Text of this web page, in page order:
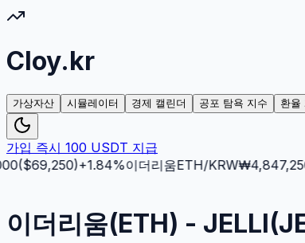
Cloy.kr
가상자산 시뮬레이터 경제 캘린더 공포 탐욕 지수 환율
가입 즉시 100 USDT 지급
($69,250)+1.84%이더리움ETH/KRW₩4,847,250
이더리움(ETH) -